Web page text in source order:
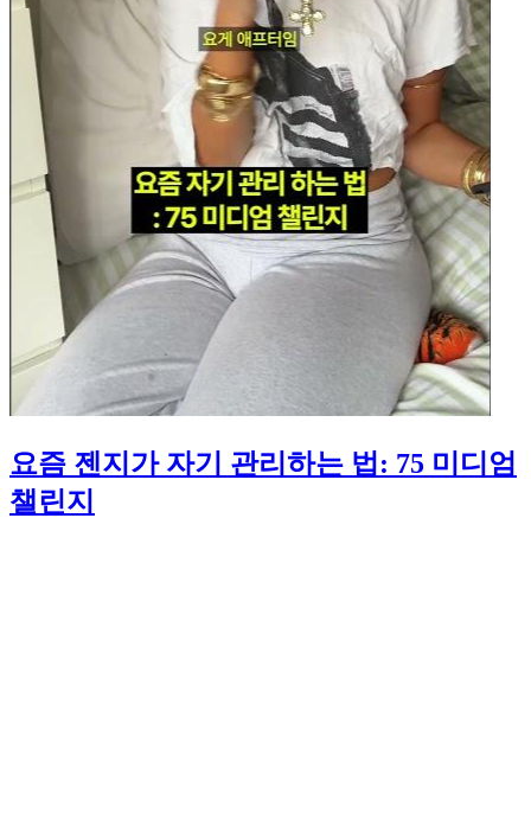
요즘 젠지가 자기 관리하는 법: 75 미디엄
챌린지